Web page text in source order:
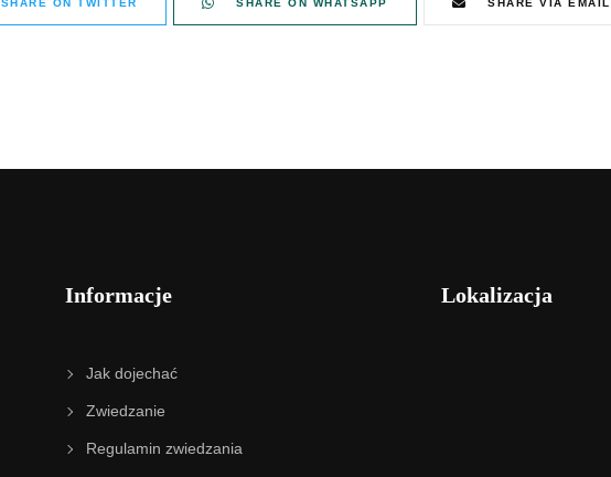
SHARE ON TWITTER SHARE ON WHATSAPP SHARE VIA EMAIL
Informacje
Jak dojechać
Zwiedzanie
Regulamin zwiedzania
Lokalizacja